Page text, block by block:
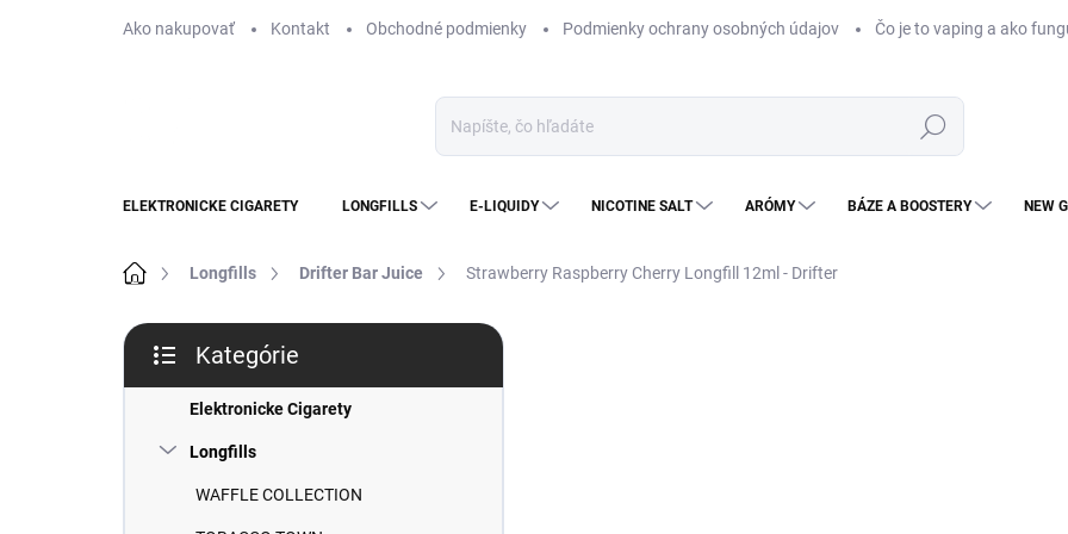
Ako nakupovať Kontakt Obchodné podmienky Podmienky ochrany osobných údajov Čo je to vaping a ako
Hľadať
ELEKTRONICKE CIGARETY LONGFILLS E-LIQUIDY NICOTINE SALT ARÓMY BÁZE A BOOSTERY NEW
DomovLongfills Drifter Bar Juice Strawberry Raspberry Cherry Longfill 12ml - Drifter
B
č
kategórie
Kategórie
Elektronicke Cigarety
Longfills
WAFFLE COLLECTION